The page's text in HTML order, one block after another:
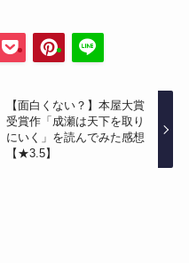
【面白くない？】本屋大賞
受賞作「成瀬は天下を取り
にいく」を読んでみた感想
【★3.5】